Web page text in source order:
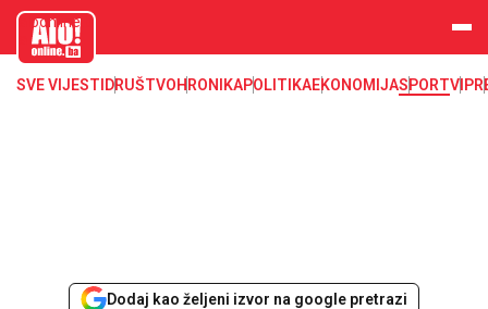
aloonline.b
SVE VIJESTI DRUŠTVOHRONIKAPOLITIKAEKONOMIJASPORTVIP
Dodaj kao željeni izvor na google pretrazi